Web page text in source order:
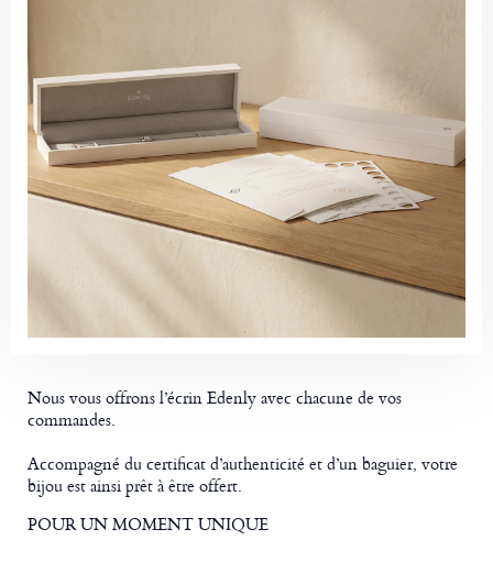
Nous vous offrons l’écrin Edenly avec chacune de vos
commandes.
Accompagné du certificat d’authenticité et d’un baguier, votre
bijou est ainsi prêt à être offert.
POUR UN MOMENT UNIQUE